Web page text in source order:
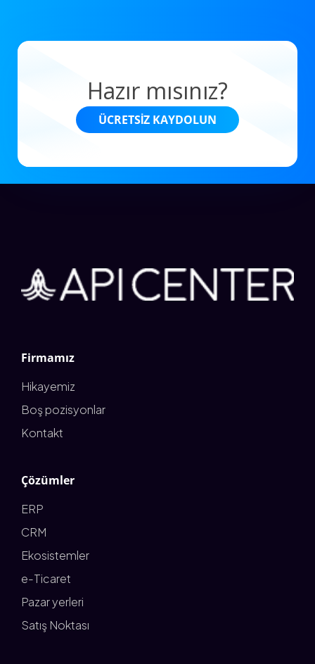
Hazır mısınız?
ÜCRETSIZ KAYDOLUN
Firmamız
Hikayemiz
Boş pozisyonlar
Kontakt
Çözümler
ERP
CRM
Ekosistemler
e-Ticaret
Pazar yerleri
Satış Noktası